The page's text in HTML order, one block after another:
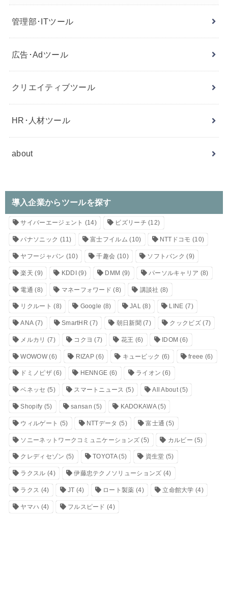
管理部･ITツール
広告･Adツール
クリエイティブツール
HR･人材ツール
about
導入企業からツールを探す
サイバーエージェント (14) ビズリーチ (12)
パナソニック (11) 富士フイルム (10) NTTドコモ (10)
ヤフージャパン (10) 千趣会 (10) ソフトバンク (9)
楽天 (9) KDDI(9) DMM (9) パーソルキャリア (8)
電通 (8) マネーフォワード (8) 講談社 (8)
リクルート (8) Google (8) JAL(8) LINE (7)
ANA(7) SmartHR (7) 朝日新聞 (7) クックビズ(7)
メルカリ (7) コクヨ (7) 花王 (6) IDOM (6)
WOWOW(6) RIZAP (6) キュービック (6) freee (6)
ドミノピザ(6) HENNGE (6) ライオン (6)
ベネッセ (5) スマートニュース (5) All About(5)
Shopify (5) sansan (5) KADOKAWA(5)
ウィルゲート (5) NTTデータ (5) 富士通 (5)
ソニーネットワークコミュニケーションズ (5) カルビー (5)
クレディセゾン (5) TOYOTA(5) 資生堂 (5)
ラクスル (4) 伊藤忠テクノソリューションズ (4)
ラクス (4) JT (4) ロート製薬 (4) 立命館大学 (4)
ヤマハ (4) フルスピード (4)